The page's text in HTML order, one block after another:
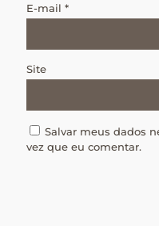
E-mail *
Site
Salvar meus dados
vez que eu comentar.